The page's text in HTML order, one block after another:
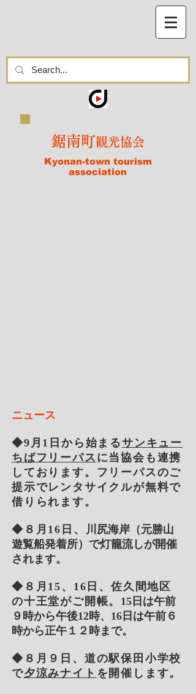
鋸南町観光協会
Kyonan-town tourism
association
ニュース
◆9 月1 日から始まるサンキュー
ちばフリーパス に当協会も連携
しております。フリーパスのご
提示でレンタサイクルが無料で
借りられます。
◆８月16日、
川尻海岸（元勝山
遊覧船発着所）で灯籠流しが開催
されます。
◆８月15、16日、佐久間地区
の十王堂がご開帳。 15日は午前
９時から午後12時、16日は午前６
時から正午１２時まで。
◆８月９日、道の駅保田小学校
で夕涼みナイト を開催します。